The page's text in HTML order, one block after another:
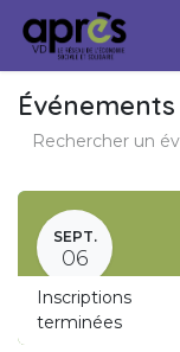
Se rendre au contenu
Événements
SEPT.
06
Inscriptions
terminées